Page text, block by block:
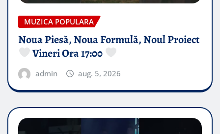
MUZICA POPULARA
Noua Piesă, Noua Formulă, Noul Proiect
Vineri Ora 17:00
admin aug. 5, 2026